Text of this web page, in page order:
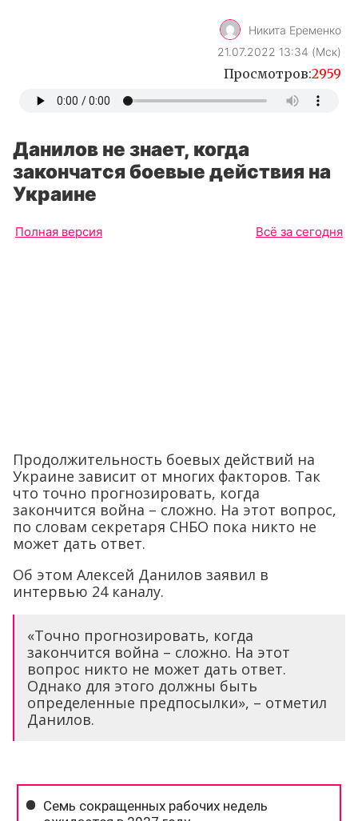
Никита Еременко
21.07.2022 13:34 (Мск)
Просмотров:2959
Данилов не знает, когда
закончатся боевые действия на
Украине
Полная версия Всё за сегодня
Продолжительность боевых действий на
Украине зависит от многих факторов. Так
что точно прогнозировать, когда
закончится война – сложно. На этот вопрос,
по словам секретаря СНБО пока никто не
может дать ответ.
Об этом Алексей Данилов заявил в
интервью 24 каналу.
«Точно прогнозировать, когда
закончится война – сложно. На этот
вопрос никто не может дать ответ.
Однако для этого должны быть
определенные предпосылки», – отметил
Данилов.